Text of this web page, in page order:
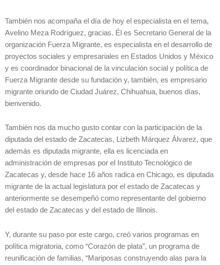
También nos acompaña el día de hoy el especialista en el tema,
Avelino Meza Rodríguez, gracias. Él es Secretario General de la
organización Fuerza Migrante, es especialista en el desarrollo de
proyectos sociales y empresariales en Estados Unidos y México
y es coordinador binacional de la vinculación social y política de
Fuerza Migrante desde su fundación y, también, es empresario
migrante oriundo de Ciudad Juárez, Chihuahua, buenos días,
bienvenido.
También nos da mucho gusto contar con la participación de la
diputada del estado de Zacatecas, Lizbeth Márquez Álvarez, que
además es diputada migrante, ella es licenciada en
administración de empresas por el Instituto Tecnológico de
Zacatecas y, desde hace 16 años radica en Chicago, es diputada
migrante de la actual legislatura por el estado de Zacatecas y
anteriormente se desempeñó como representante del gobierno
del estado de Zacatecas y del estado de Illinois.
Y, durante su paso por este cargo, creó varios programas en
política migratoria, como “Corazón de plata”, un programa de
reunificación de familias, “Mariposas construyendo alas para la